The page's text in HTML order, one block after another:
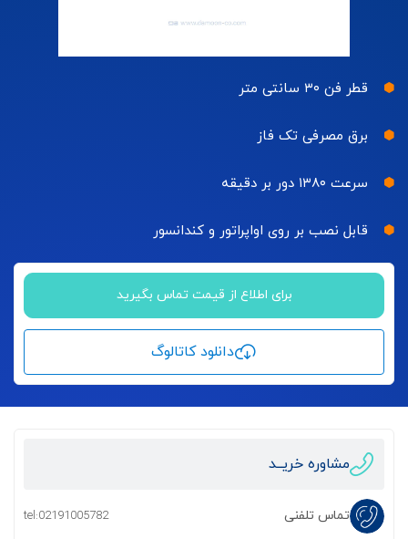
قطر فن ۳۰ سانتی متر
برق مصرفی تک فاز
سرعت ۱۳۸۰ دور بر دقیقه
قابل نصب بر روی اواپراتور و کندانسور
برای اطلاع از قیمت تماس بگیرید
دانلود کاتالوگ
مشاوره خریــد
تماس تلفنی tel:02191005782